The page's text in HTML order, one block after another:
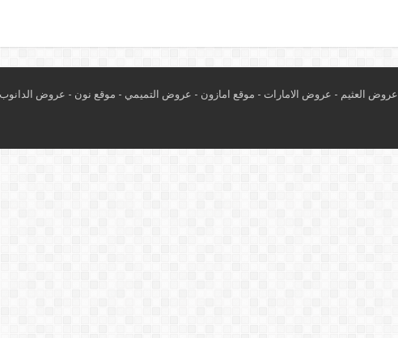
عروض العثيم - عروض الامارات - موقع امازون - عروض التميمي - موقع نون - عروض الدانوب